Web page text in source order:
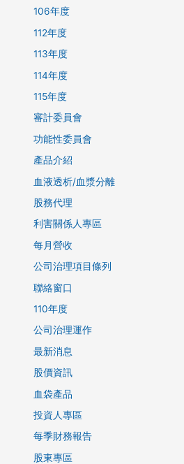
106年度
112年度
113年度
114年度
115年度
審計委員會
功能性委員會
產品介紹
血液透析/血漿分離
股務代理
利害關係人專區
每月營收
公司治理項目條列
聯絡窗口
110年度
公司治理運作
最新消息
股價資訊
血袋產品
投資人專區
每季財務報告
股東專區